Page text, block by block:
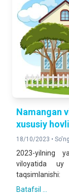
Namangan
xususiy
18/10/2023 •
2023-yilning
viloyatida uy
taqsimlanishi:
Batafsil ...